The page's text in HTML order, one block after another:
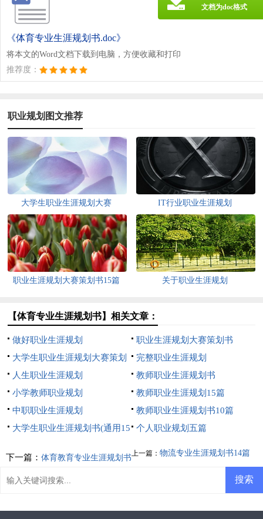
《体育专业生涯规划书.doc》
将本文的Word文档下载到电脑，方便收藏和打印
推荐度：
文档为doc格式
职业规划图文推荐
大学生职业生涯规划大赛 IT行业职业生涯规划
职业生涯规划大赛策划书15篇 关于职业生涯规划
【体育专业生涯规划书】相关文章：
做好职业生涯规划
职业生涯规划大赛策划书
大学生职业生涯规划大赛策划
书
完整职业生涯规划
人生职业生涯规划
教师职业生涯规划书
小学教师职业规划
教师职业生涯规划15篇
中职职业生涯规划
教师职业生涯规划书10篇
大学生职业生涯规划书(通用15
个人职业规划五篇
上一篇： 物流专业生涯规划书14篇
下一篇： 体育教育专业生涯规划书